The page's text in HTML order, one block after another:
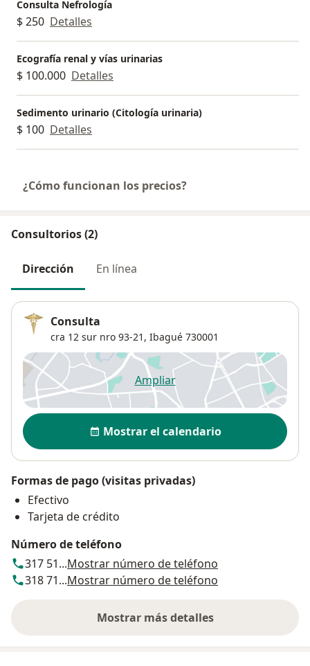
Consulta Nefrología
$ 250 Detalles
Ecografía renal y vías urinarias
$ 100.000 Detalles
Sedimento urinario (Citología urinaria)
$ 100 Detalles
¿Cómo funcionan los precios?
Consultorios (2)
Dirección En línea
Consulta
cra 12 sur nro 93-21, Ibagué 730001
Ampliarse abre en una nueva
Disponibilidad
Mostrar el calendario
Formas de pago (visitas privadas)
Efectivo
Tarjeta de crédito
Número de teléfono
317 51...Mostrar número de teléfono
318 71...Mostrar número de teléfono
Mostrar más detalles
sobre la dirección